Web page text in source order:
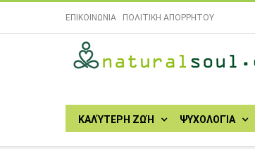
ΕΠΙΚΟΙΝΩΝΙΑ| ΠΟΛΙΤΙΚΗ ΑΠΟΡΡΗΤΟΥ
for:
ΚΑΛΎΤΕΡΗ ΖΩΉ ΨΥΧΟΛΟΓΊΑ